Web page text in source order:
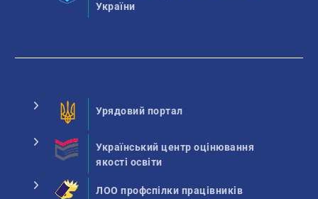
України
Урядовий портал
Український центр оцінювання
якості освіти
ЛОО профспілки працівників